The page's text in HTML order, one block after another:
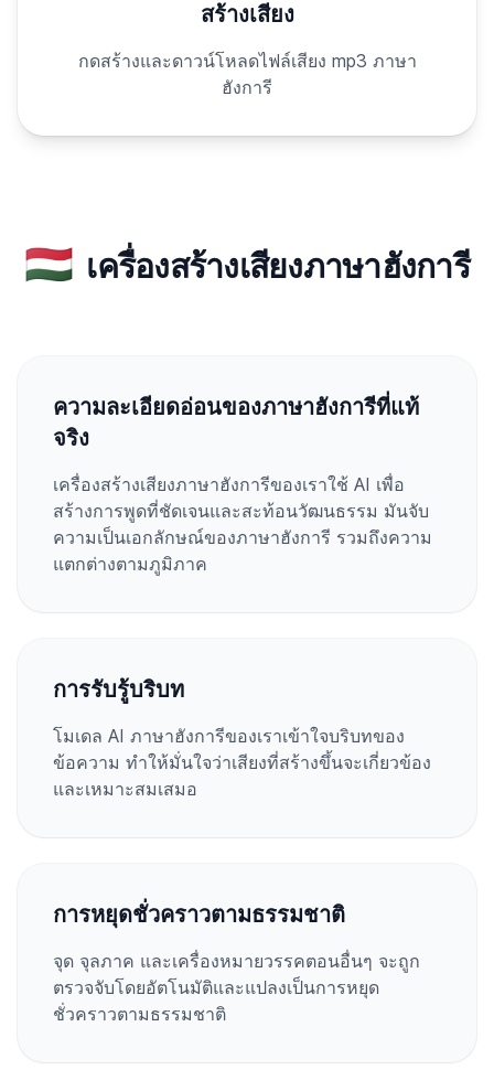
สร้างเสียง
กดสร้างและดาวน์โหลดไฟล์เสียง mp3 ภาษา
ฮังการี
🇭🇺 เครื่องสร้างเสียงภาษาฮังการี
ความละเอียดอ่อนของภาษาฮังการีที่แท้
จริง
เครื่องสร้างเสียงภาษาฮังการีของเราใช้ AI เพื่อ
สร้างการพูดที่ชัดเจนและสะท้อนวัฒนธรรม มันจับ
ความเป็นเอกลักษณ์ของภาษาฮังการี รวมถึงความ
แตกต่างตามภูมิภาค
การรับรู้บริบท
โมเดล AI ภาษาฮังการีของเราเข้าใจบริบทของ
ข้อความ ทำให้มั่นใจว่าเสียงที่สร้างขึ้นจะเกี่ยวข้อง
และเหมาะสมเสมอ
การหยุดชั่วคราวตามธรรมชาติ
จุด จุลภาค และเครื่องหมายวรรคตอนอื่นๆ จะถูก
ตรวจจับโดยอัตโนมัติและแปลงเป็นการหยุด
ชั่วคราวตามธรรมชาติ